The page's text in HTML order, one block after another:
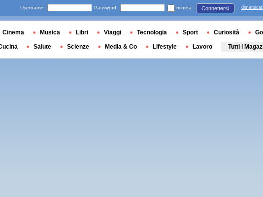
Username Password ricorda Connettersi
Cinema Musica Libri Viaggi Tecnologia Sport Curiosità
Salute Scienze Media & Co Lifestyle Lavoro Tutti i